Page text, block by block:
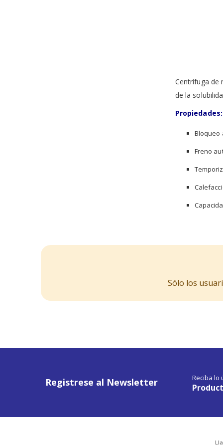
Centrífuga de
de la
Propiedades:
Bloqueo
Freno
Sólo los
Registrese al Newsletter Reciba lo